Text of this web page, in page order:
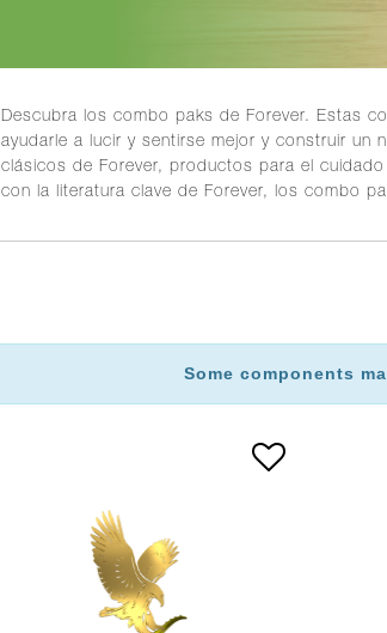
Descubra los combo paks de Forever. Estas
ayudarle a lucir y sentirse mejor y construir
clásicos de Forever, productos para el
con la literatura clave de Forever, los combo
Some components